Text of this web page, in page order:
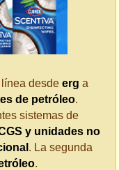
desde erg a
de petróleo.
sistemas de
y unidades no
. La segunda
.